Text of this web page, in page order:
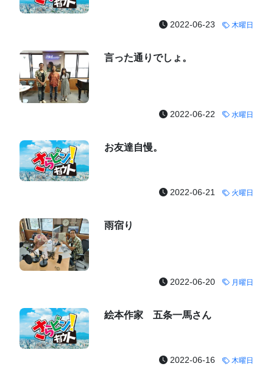
2022-06-23 木曜日
言った通りでしょ。
2022-06-22 水曜日
お友達自慢。
2022-06-21 火曜日
雨宿り
2022-06-20 月曜日
絵本作家 五条一馬さん
2022-06-16 木曜日